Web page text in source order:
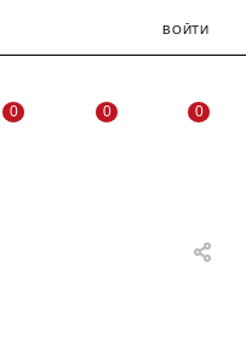
ВОЙТИ
0 0 0